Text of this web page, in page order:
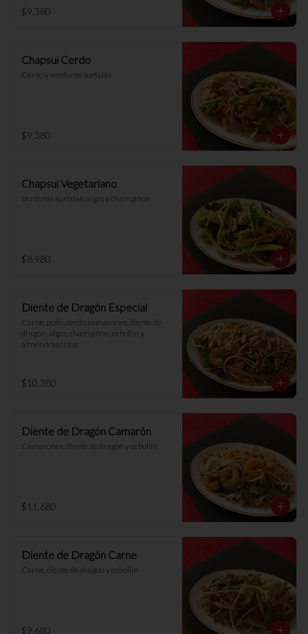
$9.380
Chapsui Cerdo
Cerdo y verduras surtidas
$9.380
Chapsui Vegetariano
Verduras surtidas, algas y champiñón
$8.980
Diente de Dragón Especial
Carne, pollo, cerdo, camarones, diente de
dragón, algas, champiñón, cebollín y
almendras fritas
$10.380
Diente de Dragón Camarón
Camarones, diente de dragón y cebollín
$11.680
Diente de Dragón Carne
Carne, diente de dragón y cebollín
$9.680